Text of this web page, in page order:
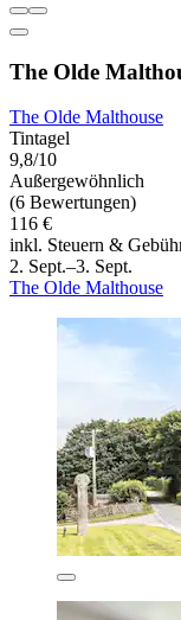
The Olde
The Olde Malthouse
Tintagel
9,8/10
Außergewöhnlich
(6 Bewertungen)
116 €
inkl. Steuern &
2. Sept.–3. Sept.
The Olde Malthouse